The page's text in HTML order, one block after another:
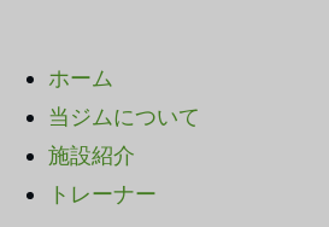
ホーム
当ジムについて
施設紹介
トレーナー